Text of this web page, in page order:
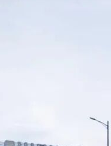
孙1117号